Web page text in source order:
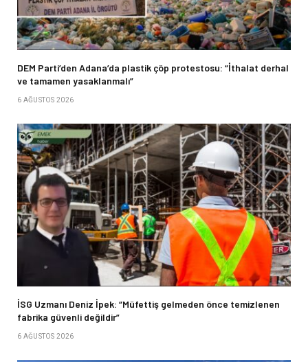
DEM Parti’den Adana’da plastik çöp protestosu: “İthalat derhal
ve tamamen yasaklanmalı”
6 AĞUSTOS 2026
İSG Uzmanı Deniz İpek: “Müfettiş gelmeden önce temizlenen
fabrika güvenli değildir”
6 AĞUSTOS 2026